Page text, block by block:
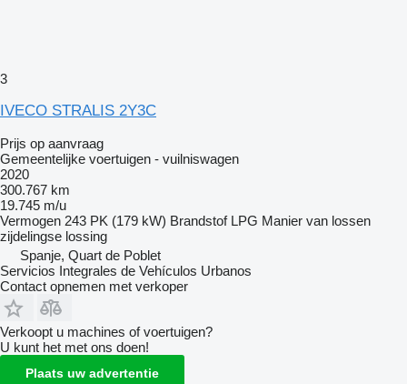
3
IVECO STRALIS 2Y3C
Prijs op aanvraag
Gemeentelijke voertuigen - vuilniswagen
2020
300.767 km
19.745 m/u
Vermogen 243 PK (179 kW) Brandstof LPG Manier van lossen
zijdelingse lossing
Spanje, Quart de Poblet
Servicios Integrales de Vehículos Urbanos
Contact opnemen met verkoper
Verkoopt u machines of voertuigen?
U kunt het met ons doen!
Plaats uw advertentie